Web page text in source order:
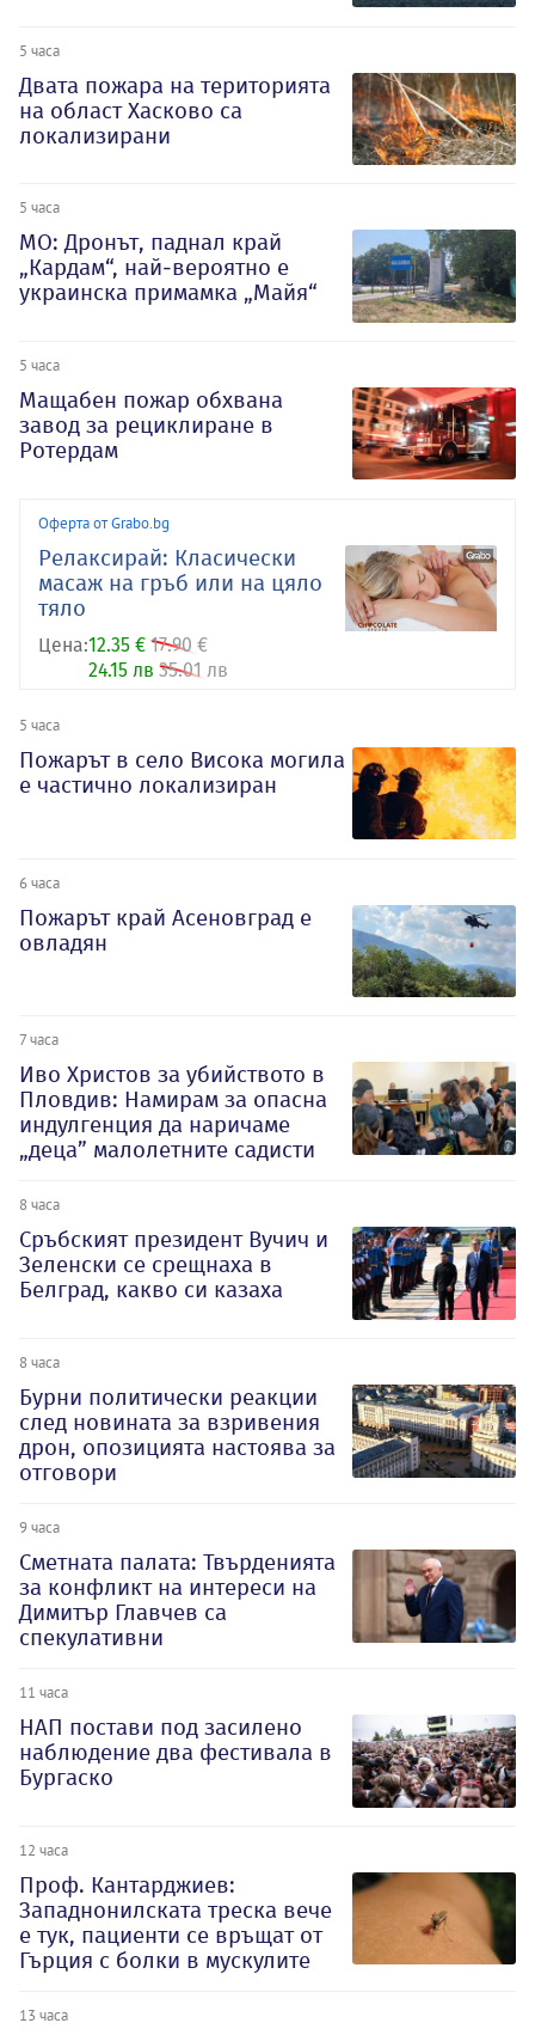
5 часа
Двата пожара на територията
на област Хасково са
локализирани
5 часа
МО: Дронът, паднал край
„Кардам“, най-вероятно е
украинска примамка „Майя“
5 часа
Мащабен пожар обхвана
завод за рециклиране в
Ротердам
Оферта от Grabo.bg
Релаксирай: Класически
масаж на гръб или на цяло
тяло
Цена:12.35 € 17.90 €
24.15 лв 35.01 лв
5 часа
Пожарът в село Висока могила
е частично локализиран
6 часа
Пожарът край Асеновград е
овладян
7 часа
Иво Христов за убийството в
Пловдив: Намирам за опасна
индулгенция да наричаме
„деца” малолетните садисти
8 часа
Сръбският президент Вучич и
Зеленски се срещнаха в
Белград, какво си казаха
8 часа
Бурни политически реакции
след новината за взривения
дрон, опозицията настоява за
отговори
9 часа
Сметната палата: Твърденията
за конфликт на интереси на
Димитър Главчев са
спекулативни
11 часа
НАП постави под засилено
наблюдение два фестивала в
Бургаско
12 часа
Проф. Кантарджиев:
Западнонилската треска вече
е тук, пациенти се връщат от
Гърция с болки в мускулите
13 часа